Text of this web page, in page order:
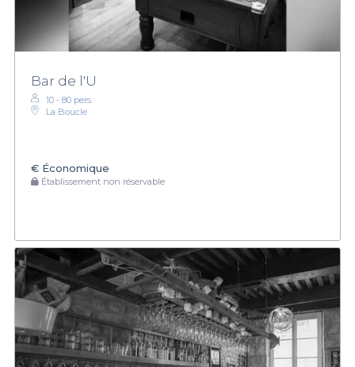
Bar de l'U
10 - 80 pers.
La Boucle
€ Économique
Établissement non réservable